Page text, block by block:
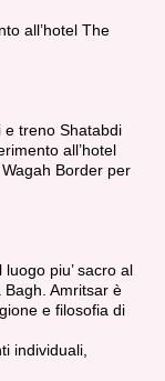
all’hotel The
e treno Shatabdi
all’hotel
Border per
piu’ sacro al
Amritsar è
e filosofia di
individuali,